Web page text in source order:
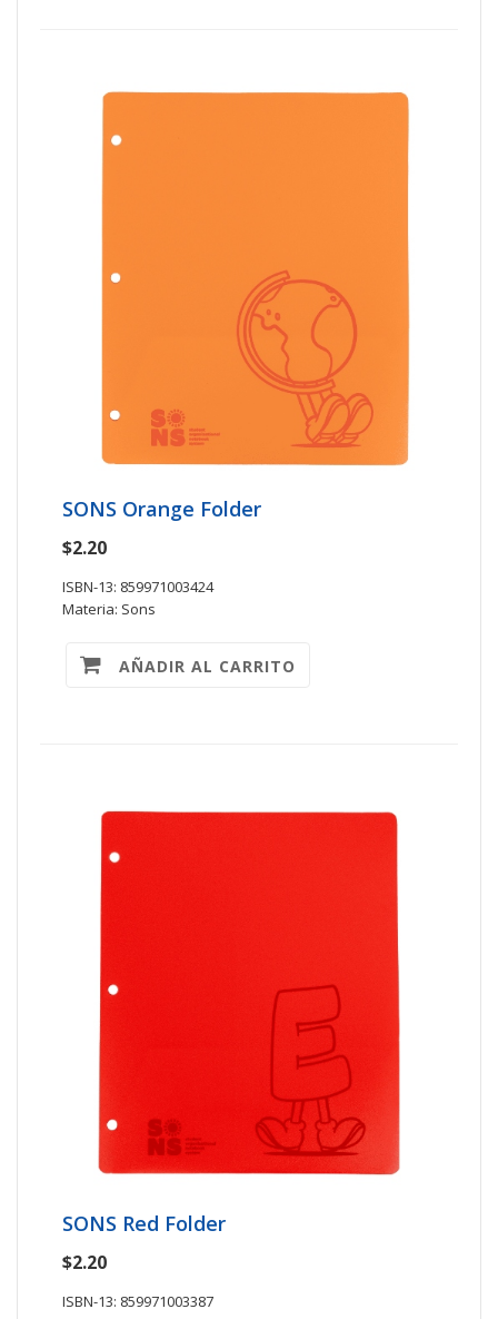
SONS Orange Folder
$2.20
ISBN-13: 859971003424
Materia: Sons
AÑADIR AL CARRITO
SONS Red Folder
$2.20
ISBN-13: 859971003387